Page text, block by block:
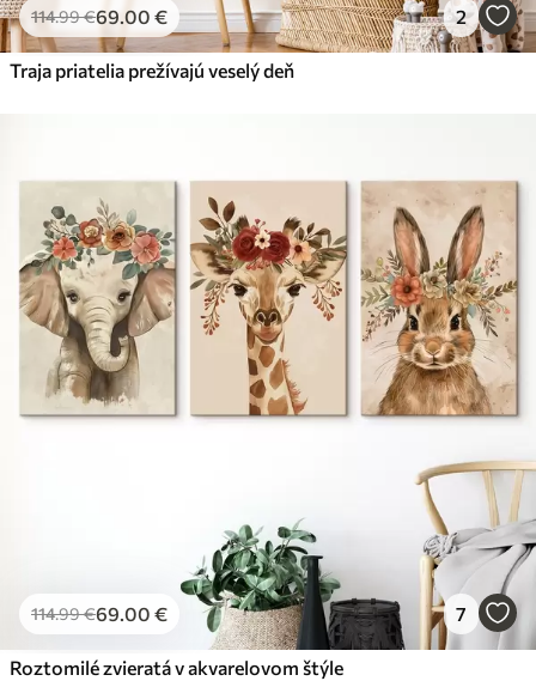
114.99€69.00 € 2
Traja priatelia prežívajú veselý deň
114.99€69.00 € 7
Roztomilé zvieratá v akvarelovom štýle